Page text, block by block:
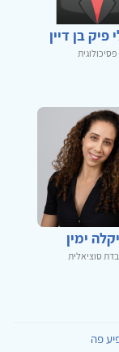
פיק בן דיין
פסיכולוגית
ימין
סוציאלית
פה